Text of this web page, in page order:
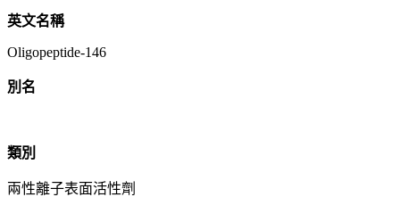
英文名稱
Oligopeptide-146
別名
類別
兩性離子表面活性劑